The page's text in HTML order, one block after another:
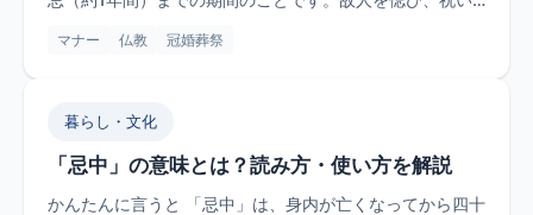
マナー 仏教 冠婚葬祭
暮らし・文化
「忌中」の意味とは？読み方・使い方を解説
かんたんに言うと 「忌中」は、身内が亡くなってから四十